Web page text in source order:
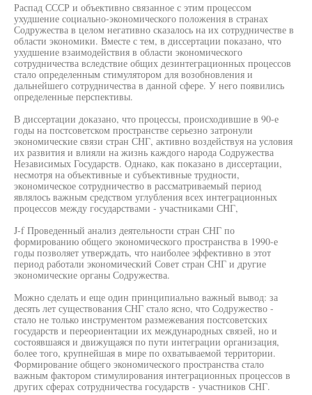
Распад СССР и объективно связанное с этим процессом
ухудшение социально-экономического положения в странах
Содружества в целом негативно сказалось на их сотрудничестве в
области экономики. Вместе с тем, в диссертации показано, что
ухудшение взаимодействия в области экономического
сотрудничества вследствие общих дезинтеграционных процессов
стало определенным стимулятором для возобновления и
дальнейшего сотрудничества в данной сфере. У него появились
определенные перспективы.
В диссертации доказано, что процессы, происходившие в 90-е
годы на постсоветском пространстве серьезно затронули
экономические связи стран СНГ, активно воздействуя на условия
их развития и влияли на жизнь каждого народа Содружества
Независимых Государств. Однако, как показано в диссертации,
несмотря на объективные и субъективные трудности,
экономическое сотрудничество в рассматриваемый период
являлось важным средством углубления всех интеграционных
процессов между государствами - участниками СНГ,
J-f Проведенный анализ деятельности стран СНГ по
формированию общего экономического пространства в 1990-е
годы позволяет утверждать, что наиболее эффективно в этот
период работали экономический Совет стран СНГ и другие
экономические органы Содружества.
Можно сделать и еще один принципиально важный вывод: за
десять лет существования СНГ стало ясно, что Содружество -
стало не только инструментом размежевания постсоветских
государств и переориентации их международных связей, но и
состоявшаяся и движущаяся по пути интеграции организация,
более того, крупнейшая в мире по охватываемой территории.
Формирование общего экономического пространства стало
важным фактором стимулирования интеграционных процессов в
других сферах сотрудничества государств - участников СНГ.